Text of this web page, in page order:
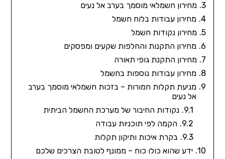
מחירון חשמלאי מוסמך בערב אל נעים
מחירון עבודות בלוח חשמל
מחירון נקודות חשמל
מחירון התקנות והחלפות שקעים ומפסקים
מחירון התקנת גופי תאורה
מחירון עבודות נוספות בחשמל
מניעת תקלות חמורות – בזכות חשמלאי מוסמך בערב
אל נעים
נקודות החיבור של מערכת החשמל הביתית
הקמה לפי תוכניות עבודה
בקרת איכות ותיקון תקלות
ידע שהוא כולו כוח – ממונף לטובת הצרכים שלכם